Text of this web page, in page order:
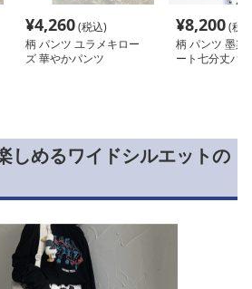
¥4,260(税込)
柄 パンツ ユラメキロー
ズ 華やかパンツ
¥8,200(税
柄 パンツ 墨染
ート七分丈パ
しめるワイドシルエットの